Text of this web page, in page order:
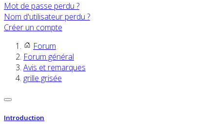
Mot de passe perdu ?
Nom d'utilisateur perdu ?
Créer un compte
Forum
Forum général
Avis et remarques
grille grisée
Introduction